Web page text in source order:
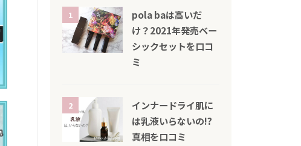
1
pola baは高いだ
け？2021年発売ベー
シックセットを口コ
ミ
2
インナードライ肌に
は乳液いらないの!?
真相を口コミ